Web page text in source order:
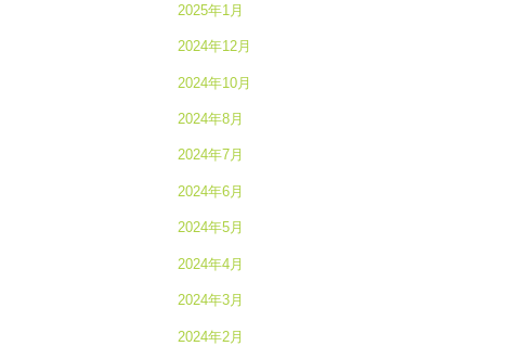
2025年1月
2024年12月
2024年10月
2024年8月
2024年7月
2024年6月
2024年5月
2024年4月
2024年3月
2024年2月